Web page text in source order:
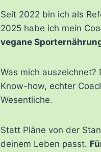
Seit 2022 bin ich als
2025 habe ich mein
vegane
Was mich
Know-how, echter
Wesentliche.
Statt Pläne von der
deinem Leben passt.